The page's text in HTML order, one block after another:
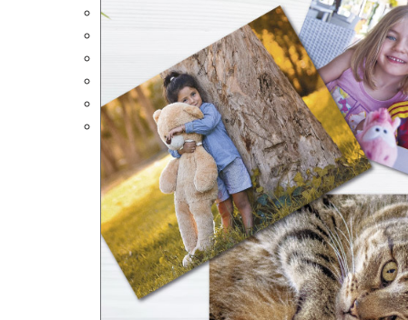
Peluches Personalizados
Portalápices Personalizados
Puzles Personalizados
Juegos de Mesa
Alfombrillas Personalizadas
Lámparas LED